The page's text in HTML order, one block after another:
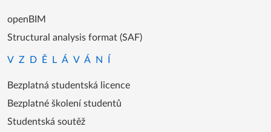
openBIM
Structural analysis format (SAF)
VZDĚLÁVÁNÍ
Bezplatná studentská licence
Bezplatné školení studentů
Studentská soutěž